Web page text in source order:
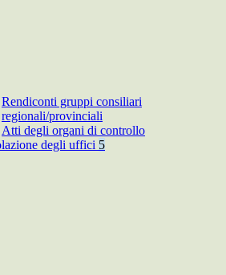
Rendiconti gruppi consiliari
regionali/provinciali
Atti degli organi di controllo
degli uffici 5